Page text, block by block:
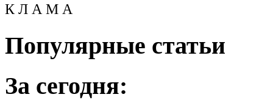
К Л А М А
Популярные статьи
За сегодня: